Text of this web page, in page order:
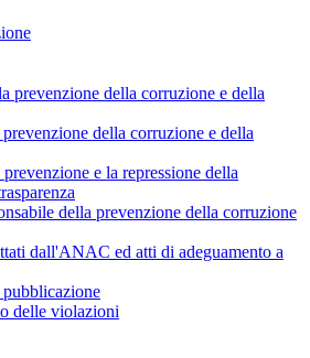
prevenzione della corruzione e della
della corruzione e della
e la repressione della
della prevenzione della corruzione
dall'ANAC ed atti di adeguamento a
delle violazioni